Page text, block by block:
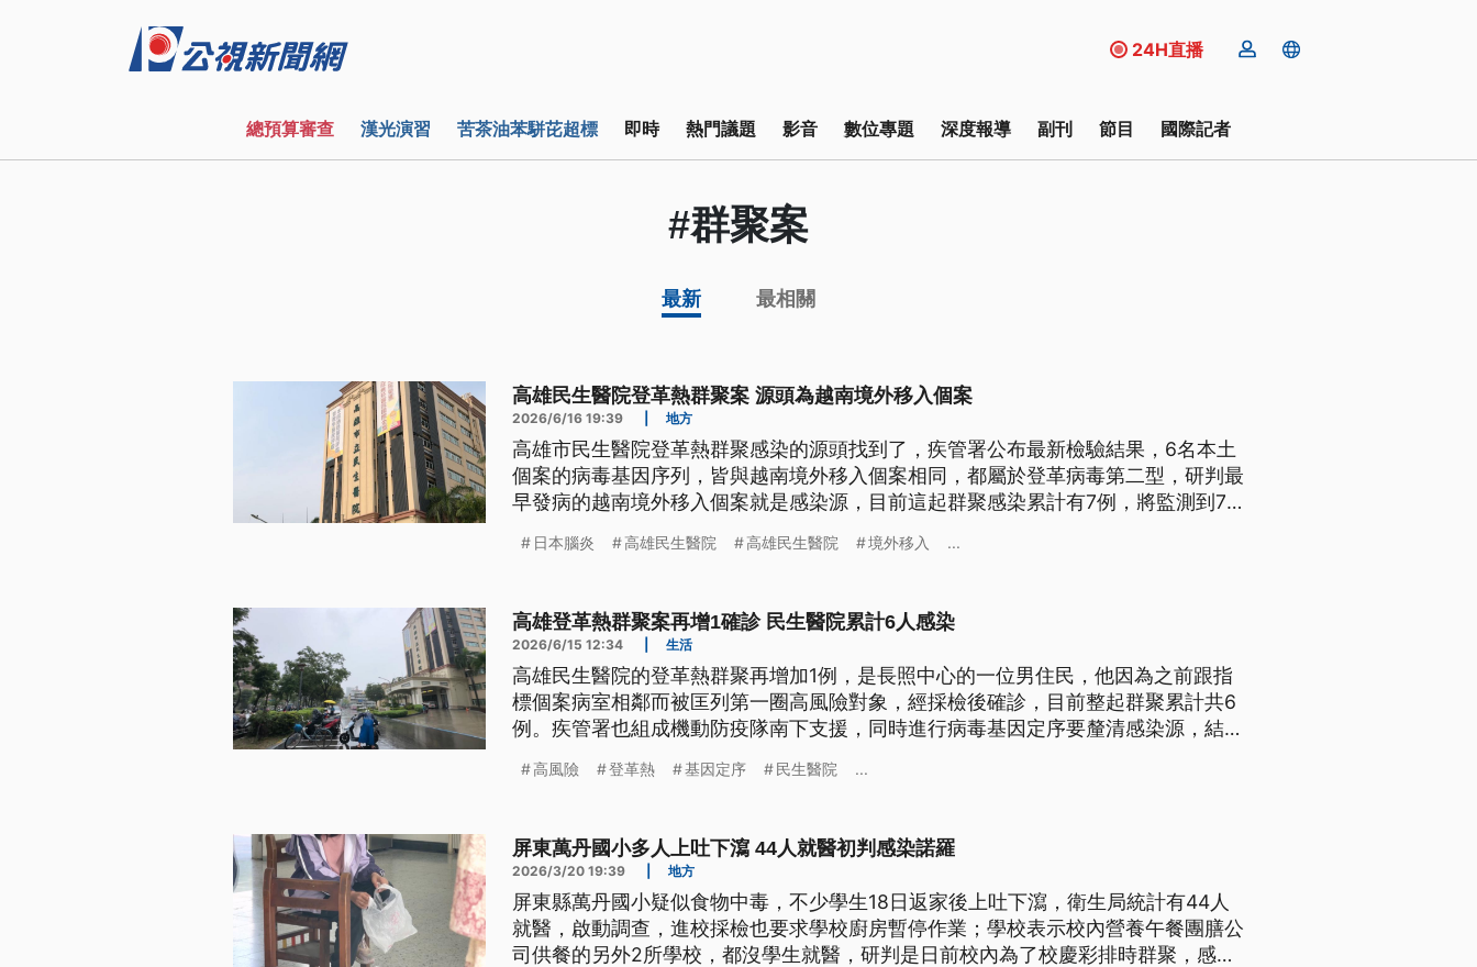
24H直播
總預算審查 漢光演習 苦茶油苯駢芘超標 即時 熱門議題 影音 數位專題 深度報導 副刊 節目 國際記者
#群聚案
最新 最相關
高雄民生醫院登革熱群聚案 源頭為越南境外移入個案
2026/6/16 19:39 地方
高雄市民生醫院登革熱群聚感染的源頭找到了，疾管署公布最新檢驗結果，6名本土
個案的病毒基因序列，皆與越南境外移入個案相同，都屬於登革病毒第二型，研判最
早發病的越南境外移入個案就是感染源，目前這起群聚感染累計有7例，將監測到7
日本腦炎 高雄民生醫院 高雄民生醫院 境外移入 ...
高雄登革熱群聚案再增1確診 民生醫院累計6人感染
2026/6/15 12:34 生活
高雄民生醫院的登革熱群聚再增加1例，是長照中心的一位男住民，他因為之前跟指
標個案病室相鄰而被匡列第一圈高風險對象，經採檢後確診，目前整起群聚累計共6
例。疾管署也組成機動防疫隊南下支援，同時進行病毒基因定序要釐清感染源，結果
高風險 登革熱 基因定序 民生醫院 ...
屏東萬丹國小多人上吐下瀉 44人就醫初判感染諾羅
2026/3/20 19:39 地方
屏東縣萬丹國小疑似食物中毒，不少學生18日返家後上吐下瀉，衛生局統計有44人
就醫，啟動調查，進校採檢也要求學校廚房暫停作業；學校表示校內營養午餐團膳公
司供餐的另外2所學校，都沒學生就醫，研判是日前校內為了校慶彩排時群聚，感染